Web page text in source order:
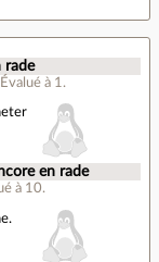
rade
Évalué à 1 .
en rade
à 10.